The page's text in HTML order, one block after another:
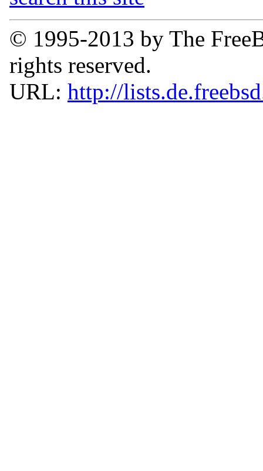
© 1995-2013 by The
rights reserved.
URL: http://